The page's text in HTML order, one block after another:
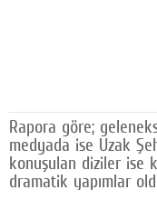
Yazarlar
Künye
SOSYAL MEDYA
Rapora göre;
medyada ise Uzak
konuşulan diziler ise
dramatik yapımlar